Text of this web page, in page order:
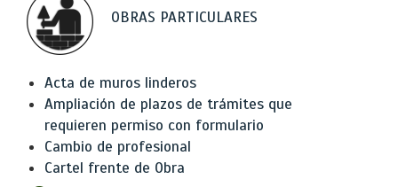
OBRAS PARTICULARES
Acta de muros linderos
Ampliación de plazos de trámites que
requieren permiso con formulario
Cambio de profesional
Cartel frente de Obra